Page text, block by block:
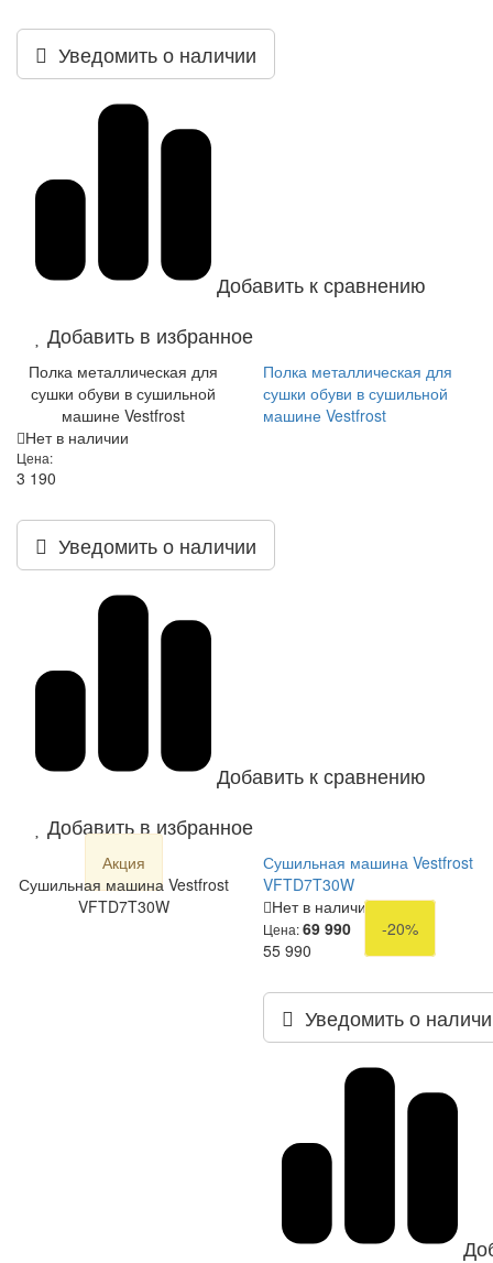
Уведомить о наличии
Добавить к сравнению
Добавить в избранное
Полка металлическая для
сушки обуви в сушильной
машине Vestfrost
Полка металлическая для
сушки обуви в сушильной
машине Vestfrost
Нет в наличии
Цена:
3 190
Уведомить о наличии
Добавить к сравнению
Добавить в избранное
Акция
Сушильная машина Vestfrost
VFTD7T30W
Сушильная машина Vestfrost
VFTD7T30W
Нет в наличии
Цена:69 990
-20%
55 990
Уведомить о